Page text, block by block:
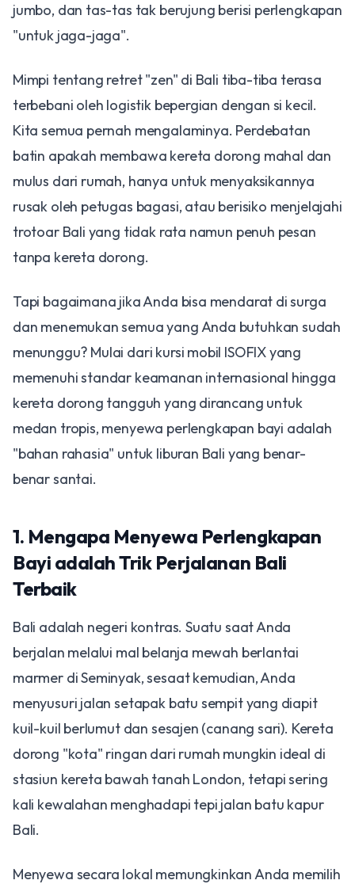
jumbo, dan tas-tas tak berujung berisi perlengkapan
"untuk jaga-jaga".
Mimpi tentang retret "zen" di Bali tiba-tiba terasa
terbebani oleh logistik bepergian dengan si kecil.
Kita semua pernah mengalaminya. Perdebatan
batin apakah membawa kereta dorong mahal dan
mulus dari rumah, hanya untuk menyaksikannya
rusak oleh petugas bagasi, atau berisiko menjelajahi
trotoar Bali yang tidak rata namun penuh pesan
tanpa kereta dorong.
Tapi bagaimana jika Anda bisa mendarat di surga
dan menemukan semua yang Anda butuhkan sudah
menunggu? Mulai dari kursi mobil ISOFIX yang
memenuhi standar keamanan internasional hingga
kereta dorong tangguh yang dirancang untuk
medan tropis, menyewa perlengkapan bayi adalah
"bahan rahasia" untuk liburan Bali yang benar-
benar santai.
1. Mengapa Menyewa Perlengkapan
Bayi adalah Trik Perjalanan Bali
Terbaik
Bali adalah negeri kontras. Suatu saat Anda
berjalan melalui mal belanja mewah berlantai
marmer di Seminyak, sesaat kemudian, Anda
menyusuri jalan setapak batu sempit yang diapit
kuil-kuil berlumut dan sesajen (canang sari). Kereta
dorong "kota" ringan dari rumah mungkin ideal di
stasiun kereta bawah tanah London, tetapi sering
kali kewalahan menghadapi tepi jalan batu kapur
Bali.
Menyewa secara lokal memungkinkan Anda memilih